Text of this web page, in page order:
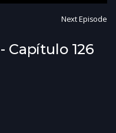
Next Episode
Capítulo 126